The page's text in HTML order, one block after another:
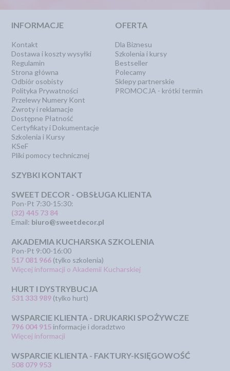
INFORMACJE
Kontakt
Dostawa i koszty wysyłki
Regulamin
Strona główna
Odbiór osobisty
Polityka Prywatności
Przelewy Numery Kont
Zwroty i reklamacje
Dostępne Płatność
Certyfikaty i Dokumentacje
Szkolenia i Kursy
KSeF
Pliki pomocy technicznej
OFERTA
Dla Biznesu
Szkolenia i kursy
Bestseller
Polecamy
Sklepy partnerskie
PROMOCJA - krótki termin
SZYBKI KONTAKT
SWEET DECOR - OBSŁUGA KLIENTA
Pon-Pt 7:30-15:30:
(32) 445 73 84
Email: biuro@sweetdecor.pl
AKADEMIA KUCHARSKA SZKOLENIA
Pon-Pt 9:00-16:00
517 081 966 (tylko szkolenia)
Więcej informacji o Akademii Kucharskiej
HURT I DYSTRYBUCJA
531 333 989 (tylko hurt)
WSPARCIE KLIENTA - DRUKARKI SPOŻYWCZE
796 004 915 informacje i doradztwo
Więcej informacji
WSPARCIE KLIENTA - FAKTURY-KSIĘGOWOŚĆ
508 079 953